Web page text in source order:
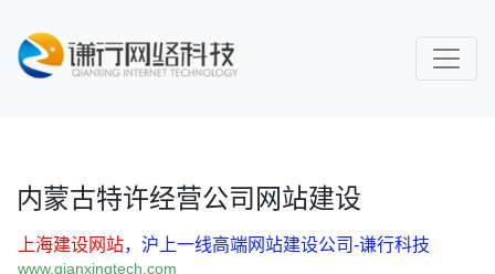
内蒙古特许经营公司网站建设
上海建设网站，沪上一线高端网站建设公司-谦行科技
www.qianxingtech.com